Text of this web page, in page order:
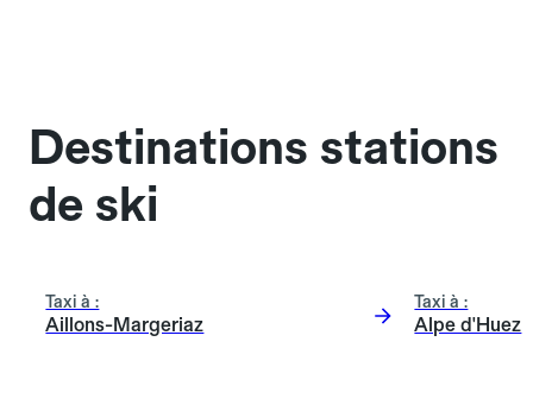
Destinations stations
de ski
Taxi à :
Aillons-Margeriaz
Taxi à :
Alpe d'Huez